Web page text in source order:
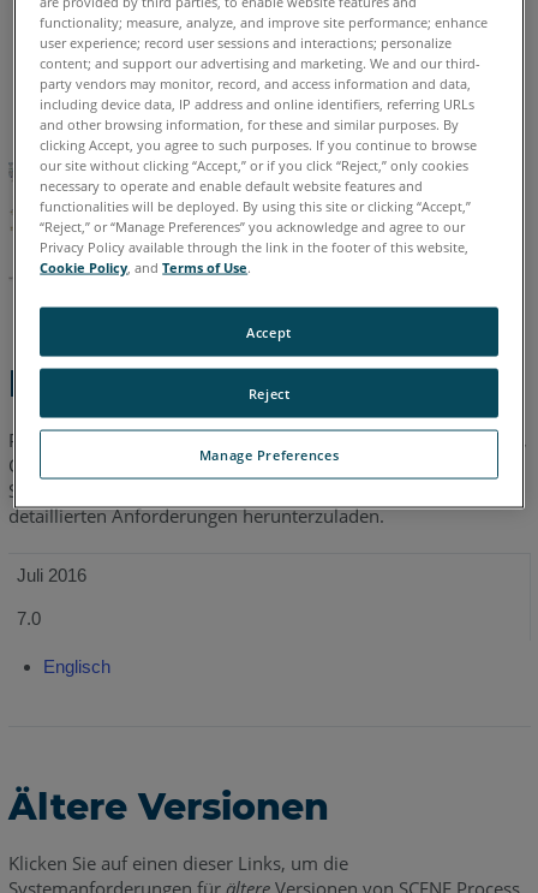
auch
Chinesisch Deutsch Englisch Französisch Italienisch
Japanisch Koreanisch Portugiesisch Spanisch
Kurzanleitung
Prüfen Sie vor der Installation derneuestenVersion von SCENE,
Capture oder Process, ob Ihr System die minimalen
Systemanforderungen erfüllt. Klicken Sie auf den Link, um die
detaillierten Anforderungen herunterzuladen.
Juli 2016
7.0
Englisch
Ältere Versionen
Klicken Sie auf einen dieser Links, um die
Systemanforderungen für ältereVersionen von SCENE Process
functionality; measure, analyze, and improve site performance; enhance
user experience; record user sessions and interactions; personalize
content; and support our advertising and marketing. We and our third-
party vendors may monitor, record, and access information and data,
including device data, IP address and online identifiers, referring URLs
and other browsing information, for these and similar purposes. By
clicking Accept, you agree to such purposes. If you continue to browse
our site without clicking “Accept,” or if you click “Reject,” only cookies
necessary to operate and enable default website features and
functionalities will be deployed. By using this site or clicking “Accept,”
“Reject,” or “Manage Preferences” you acknowledge and agree to our
Privacy Policy available through the link in the footer of this website,
Cookie Policy , andTerms of Use.
Manage Preferences
Reject
Accept